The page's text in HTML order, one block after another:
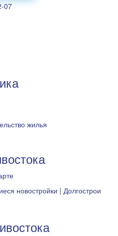
07
жилья
новостройки | Долгострои